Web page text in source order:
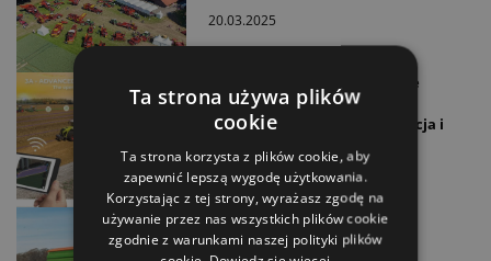
20.03.2025
Agritechnica 2023. AgXeed we
współpracy z Claas i Amazone
- zaawansowana automatyzacja i
10.10.2023
Agritechnica 2023. Amazone
CurveControl
Ta strona używa plików
cookie
Ta strona korzysta z plików cookie, aby
zapewnić lepszą wygodę użytkowania.
Korzystając z tej strony, wyrażasz zgodę na
używanie przez nas wszystkich plików cookie
zgodnie z warunkami naszej polityki plików